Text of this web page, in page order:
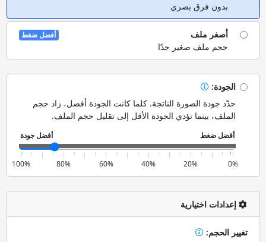
بدون فرق بصري
أصغر ملف
حجم ملف صغير جدًا
أفضل ضغط
الجودة:
حدّد جودة الصورة الناتجة. كلما كانت الجودة أفضل، زاد حجم
الملف، بينما تؤدي الجودة الأقل إلى تقليل حجم الملف.
0%
20%
40%
60%
80%
100%
إعدادات اختيارية
تغيير الحجم: